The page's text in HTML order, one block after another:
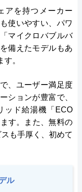
アを持つメーカー
使いやすい、パワ
マイクロバブルバ
備えたモデルもあ
。
、ユーザー満足度
ションが豊富で、
ッド給湯機「ECO
す。また、無料の
も手厚く、初めて
ル